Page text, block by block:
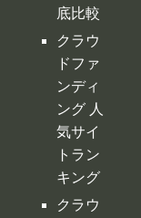
底比較
クラウ
ドファ
ンディ
ング 人
気サイ
トラン
キング
クラウ